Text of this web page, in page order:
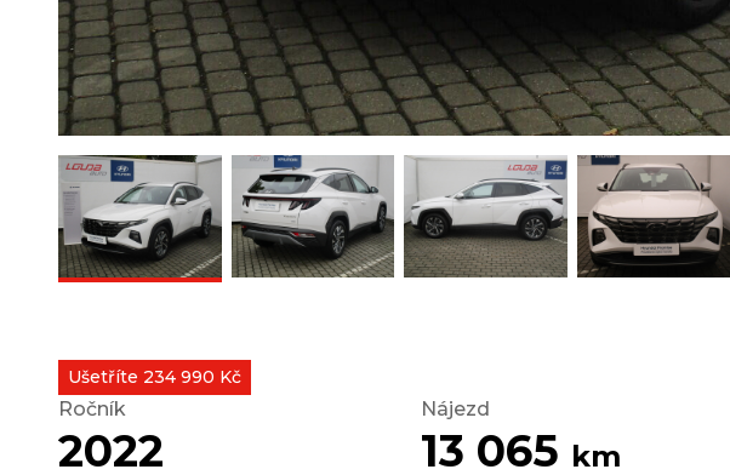
Ušetříte 234 990 Kč
Ročník
2022
Nájezd
13 065 km